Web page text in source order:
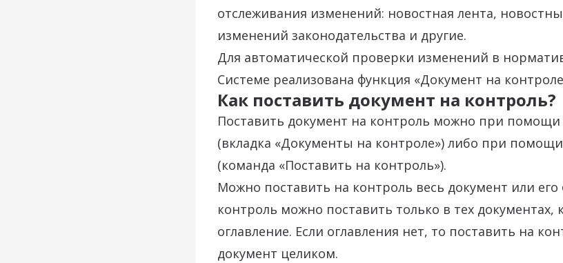
отслеживания изменений: новостная лента,
изменений законодательства и другие.
Для автоматической проверки изменений в
Системе реализована функция «Документ на
Как поставить документ на контроль?
Поставить документ на контроль можно при
(вкладка «Документы на контроле») либо при
(команда «Поставить на контроль»).
Можно поставить на контроль весь документ или
контроль можно поставить только в тех
оглавление. Если оглавления нет, то поставить на
документ целиком.